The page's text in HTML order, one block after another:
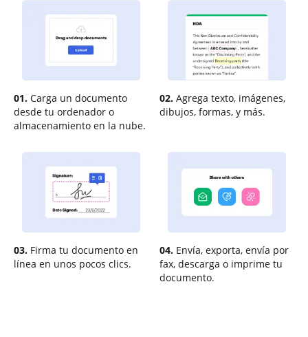
01. Carga un documento
desde tu ordenador o
almacenamiento en la nube.
02. Agrega texto, imágenes,
dibujos, formas, y más.
03. Firma tu documento en
línea en unos pocos clics.
04. Envía, exporta, envía por
fax, descarga o imprime tu
documento.